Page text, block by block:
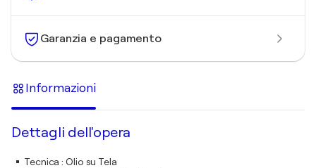
Garanzia e pagamento
Informazioni
Dettagli dell'opera
Tecnica :Olio su Tela